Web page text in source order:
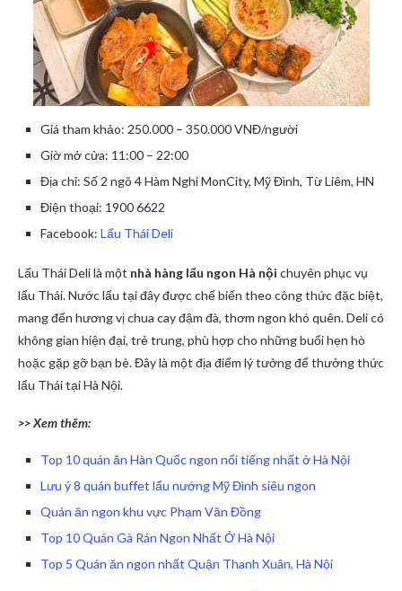
Giá tham khảo: 250.000 – 350.000 VNĐ/người
Giờ mở cửa: 11:00 – 22:00
Địa chỉ: Số 2 ngõ 4 Hàm Nghi MonCity, Mỹ Đình, Từ Liêm, HN
Điện thoại: 1900 6622
Facebook: Lẩu Thái Deli
Lẩu Thái Deli là một nhà hàng lẩu ngon Hà nội chuyên phục vụ
lẩu Thái. Nước lẩu tại đây được chế biến theo công thức đặc biệt,
mang đến hương vị chua cay đậm đà, thơm ngon khó quên. Deli có
không gian hiện đại, trẻ trung, phù hợp cho những buổi hẹn hò
hoặc gặp gỡ bạn bè. Đây là một địa điểm lý tưởng để thưởng thức
lẩu Thái tại Hà Nội.
>> Xem thêm:
Top 10 quán ăn Hàn Quốc ngon nổi tiếng nhất ở Hà Nội
Lưu ý 8 quán buffet lẩu nướng Mỹ Đình siêu ngon
Quán ăn ngon khu vực Phạm Văn Đồng
Top 10 Quán Gà Rán Ngon Nhất Ở Hà Nội
Top 5 Quán ăn ngon nhất Quận Thanh Xuân, Hà Nội